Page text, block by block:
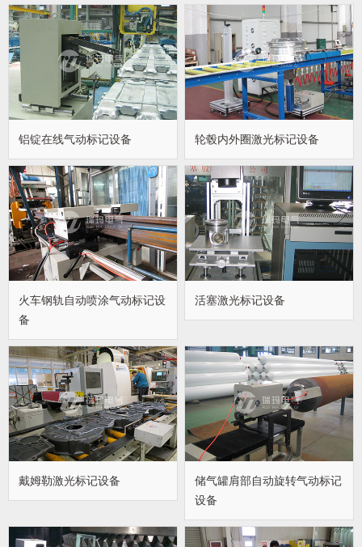
铝锭在线气动标记设备 轮毂内外圈激光标记设备
火车钢轨自动喷涂气动标记设
备
活塞激光标记设备
戴姆勒激光标记设备
储气罐肩部自动旋转气动标记
设备